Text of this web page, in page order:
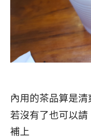
內用的茶品算是清
若沒有了也可以請
補上